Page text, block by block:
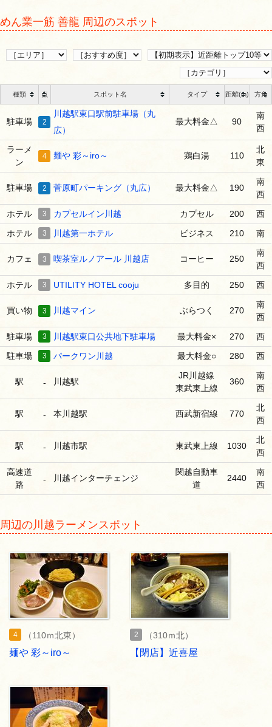
めん業一筋 善龍 周辺のスポット
種類 点 スポット名 タイプ 距離(m) 方角
駐車場 2
川越駅東口駅前駐車場（丸
広）
最大料金△ 90
南
西
ラーメ
ン
4 麺や 彩～iro～ 鶏白湯 110
北
東
駐車場 2 菅原町パーキング（丸広） 最大料金△ 190
南
西
ホテル 3 カプセルイン川越 カプセル 200 西
ホテル 3 川越第一ホテル ビジネス 210 南
カフェ 3 喫茶室ルノアール 川越店 コーヒー 250
南
西
ホテル 3 UTILITY HOTEL cooju 多目的 250 西
買い物 3 川越マイン ぶらつく 270
南
西
駐車場 3 川越駅東口公共地下駐車場 最大料金× 270 西
駐車場 3 パークワン川越 最大料金○ 280 西
駅 - 川越駅
JR川越線
東武東上線
360
南
西
駅 - 本川越駅 西武新宿線 770
北
西
駅 - 川越市駅 東武東上線 1030
北
西
高速道
路
- 川越インターチェンジ
関越自動車
道
2440
南
西
周辺の川越ラーメンスポット
4 （110ｍ北東）
麺や 彩～iro～
2 （310ｍ北）
【閉店】近喜屋